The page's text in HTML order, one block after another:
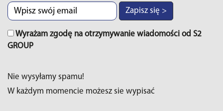
Zapisz się >
Wyrażam zgodę na otrzymywanie wiadomości od S2
GROUP
Nie wysyłamy spamu!
W każdym momencie możesz sie wypisać